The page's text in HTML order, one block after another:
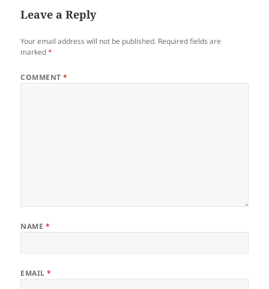
Leave a Reply
Your email address will not be published. Required fields are
marked*
COMMENT*
NAME *
EMAIL*